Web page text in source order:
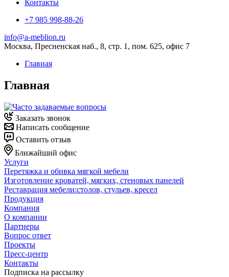
Контакты
+7 985 998-88-26
info@a-meblion.ru
Москва, Пресненская наб., 8, стр. 1, пом. 625, офис 7
Главная
Главная
Заказать звонок
Написать сообщение
Оставить отзыв
Ближайший офис
Услуги
Перетяжка и обивка мягкой мебели
Изготовление кроватей, мягких, стеновых панелей
Реставрация мебели:столов, стульев, кресел
Продукция
Компания
О компании
Партнеры
Вопрос ответ
Проекты
Пресс-центр
Контакты
Подписка на рассылку